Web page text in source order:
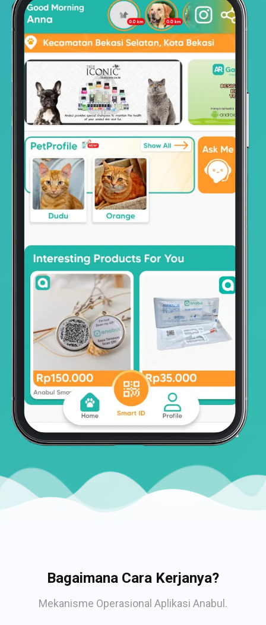
Bagaimana Cara Kerjanya?
Mekanisme Operasional Aplikasi Anabul.